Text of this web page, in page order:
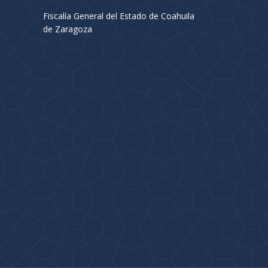
Fiscalía General del Estado de Coahuila
de Zaragoza